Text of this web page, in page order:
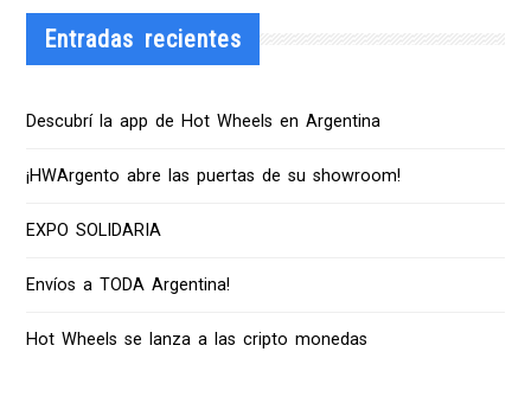
Entradas recientes
Descubrí la app de Hot Wheels en Argentina
¡HWArgento abre las puertas de su showroom!
EXPO SOLIDARIA
Envíos a TODA Argentina!
Hot Wheels se lanza a las cripto monedas